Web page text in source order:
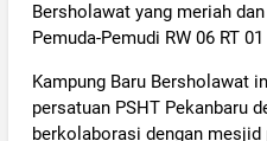
Bersholawat yang meriah
Pemuda-Pemudi RW 06 RT
Kampung Baru Bersholawat
persatuan PSHT Pekanbaru
berkolaborasi dengan mesjid